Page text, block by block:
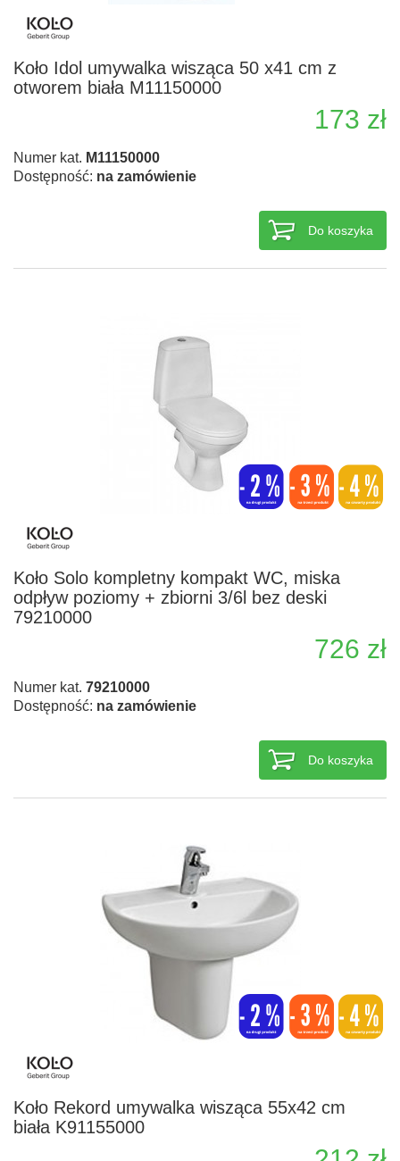
Koło Idol umywalka wisząca 50 x41 cm z
otworem biała M11150000
173 zł
Numer kat. M11150000
Dostępność: na zamówienie
Do koszyka
Koło Solo kompletny kompakt WC, miska
odpływ poziomy + zbiorni 3/6l bez deski
79210000
726 zł
Numer kat. 79210000
Dostępność: na zamówienie
Do koszyka
Koło Rekord umywalka wisząca 55x42 cm
biała K91155000